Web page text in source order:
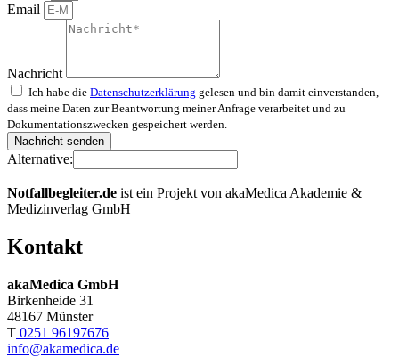
Email
Nachricht
Ich habe die Datenschutzerklärung gelesen und bin damit einverstanden,
dass meine Daten zur Beantwortung meiner Anfrage verarbeitet und zu
Dokumentationszwecken gespeichert werden.
Nachricht senden
Alternative:
Notfallbegleiter.de ist ein Projekt von akaMedica Akademie &
Medizinverlag GmbH
Kontakt
akaMedica GmbH
Birkenheide 31
48167 Münster
T 0251 96197676
info@akamedica.de